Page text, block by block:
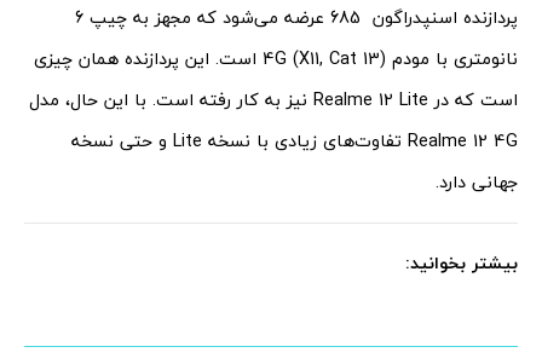
پردازنده اسنپدراگون 685 عرضه می‌شود که مجهز به چیپ 6
نانومتری با مودم 4G (X11, Cat 13) است. این پردازنده همان چیزی
است که در Realme 12 Lite نیز به کار رفته است. با این حال، مدل
Realme 12 4G تفاوت‌های زیادی با نسخه Lite و حتی نسخه
جهانی دارد.
بیشتر بخوانید: